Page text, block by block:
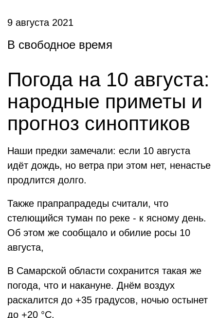
9 августа 2021
В свободное время
Погода на 10 августа:
народные приметы и
прогноз синоптиков
Наши предки замечали: если 10 августа
идёт дождь, но ветра при этом нет, ненастье
продлится долго.
Также прапрапрадеды считали, что
стелющийся туман по реке - к ясному день.
Об этом же сообщало и обилие росы 10
августа,
В Самарской области сохранится такая же
погода, что и накануне. Днём воздух
раскалится до +35 градусов, ночью остынет
до +20 °C.